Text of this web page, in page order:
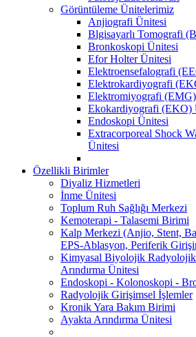
Görüntüleme Ünitelerimiz
Anjiografi Ünitesi
Blgisayarlı Tomografi
Bronkoskopi Ünitesi
Efor Holter Ünitesi
Elektroensefalografi
Elektrokardiyografi
Elektromiyografi
Ekokardiyografi (EKO)
Endoskopi Ünitesi
Extracorporeal Shock
Ünitesi
Özellikli Birimler
Diyaliz Hizmetleri
İnme Ünitesi
Toplum Ruh Sağlığı Merkezi
Kemoterapi - Talasemi Birimi
Kalp Merkezi (Anjio, Stent,
EPS-Ablasyon, Periferik
Kimyasal Biyolojik
Arındırma Ünitesi
Endoskopi - Kolonoskopi -
Radyolojik Girişimsel İşlemler
Kronik Yara Bakım Birimi
Ayakta Arındırma Ünitesi